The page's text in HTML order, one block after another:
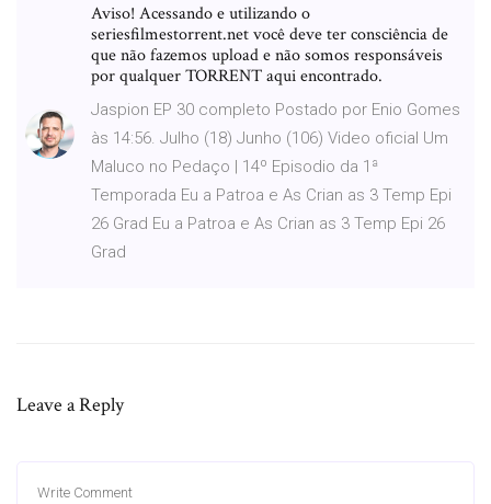
Aviso! Acessando e utilizando o
seriesfilmestorrent.net você deve ter consciência de
que não fazemos upload e não somos responsáveis
por qualquer TORRENT aqui encontrado.
Jaspion EP 30 completo Postado por Enio Gomes
às 14:56. Julho (18) Junho (106) Video oficial Um
Maluco no Pedaço | 14º Episodio da 1ª
Temporada Eu a Patroa e As Crian as 3 Temp Epi
26 Grad Eu a Patroa e As Crian as 3 Temp Epi 26
Grad
Leave a Reply